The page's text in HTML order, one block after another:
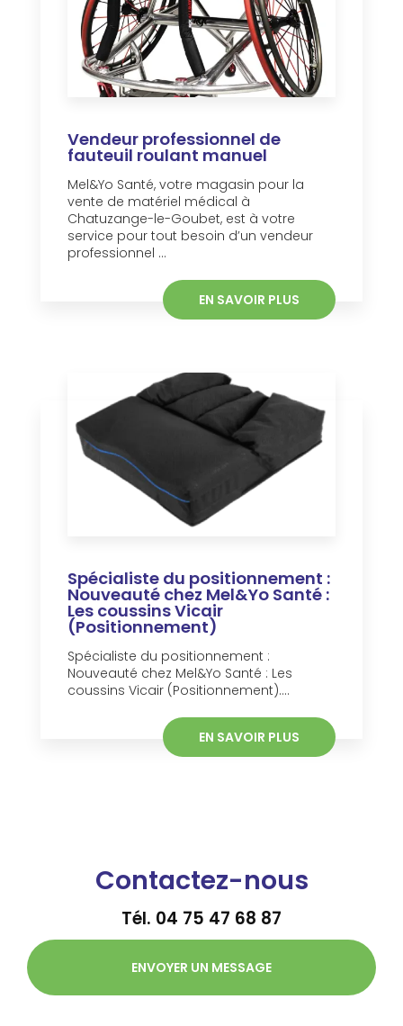
Vendeur professionnel de
fauteuil roulant manuel
Mel&Yo Santé, votre magasin pour la
vente de matériel médical à
Chatuzange-le-Goubet, est à votre
service pour tout besoin d’un vendeur
professionnel ...
EN SAVOIR PLUS
Spécialiste du positionnement :
Nouveauté chez Mel&Yo Santé :
Les coussins Vicair
(Positionnement)
Spécialiste du positionnement :
Nouveauté chez Mel&Yo Santé : Les
coussins Vicair (Positionnement)....
EN SAVOIR PLUS
Contactez-nous
Tél. 04 75 47 68 87
ENVOYER UN MESSAGE